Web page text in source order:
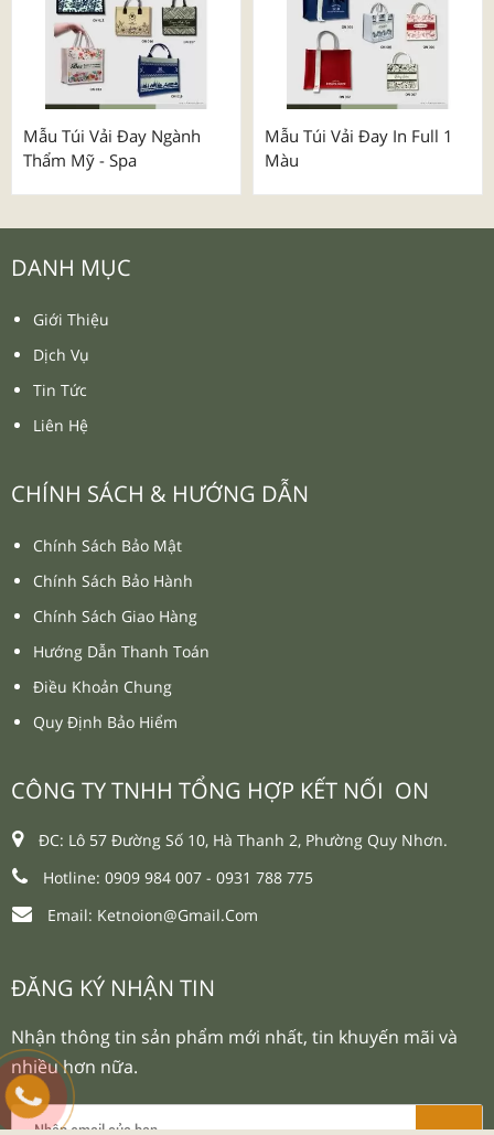
Mẫu Túi Vải Đay Ngành
Thẩm Mỹ - Spa
Mẫu Túi Vải Đay In Full 1
Màu
CÔNG TY TNHH TỔNG HỢP KẾT NỐI ON
ĐC: Lô 57 Đường Số 10, Hà Thanh 2, Phường Quy Nhơn.
Hotline: 0909 984 007 - 0931 788 775
Email: Ketnoion@gmail.com
DANH MỤC
Giới Thiệu
Dịch Vụ
Tin Tức
Liên Hệ
CHÍNH SÁCH & HƯỚNG DẪN
Chính Sách Bảo Mật
Chính Sách Bảo Hành
Chính Sách Giao Hàng
Hướng Dẫn Thanh Toán
Điều Khoản Chung
Quy Định Bảo Hiểm
ĐĂNG KÝ NHẬN TIN
Nhận thông tin sản phẩm mới nhất, tin khuyến mãi và
nhiều hơn nữa.